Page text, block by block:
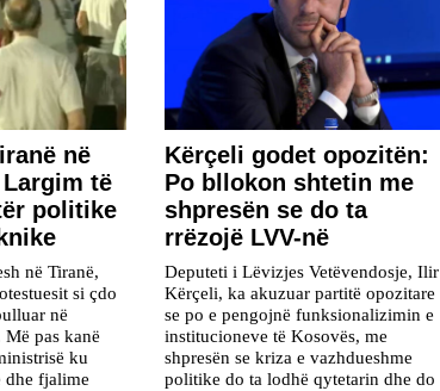
në
të
politike
në Tiranë,
si çdo
në
pas kanë
ku
dhe fjalime
Kërçeli godet opozitën:
Po bllokon shtetin me
shpresën se do ta
rrëzojë LVV-në
Deputeti i Lëvizjes Vetëvendosje, Ilir
Kërçeli, ka akuzuar partitë opozitare
se po e pengojnë funksionalizimin e
institucioneve të Kosovës, me
shpresën se kriza e vazhdueshme
politike do ta lodhë qytetarin dhe do